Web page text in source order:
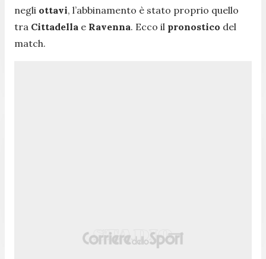
negli ottavi, l’abbinamento è stato proprio quello
tra Cittadella e Ravenna. Ecco il pronostico del
match.